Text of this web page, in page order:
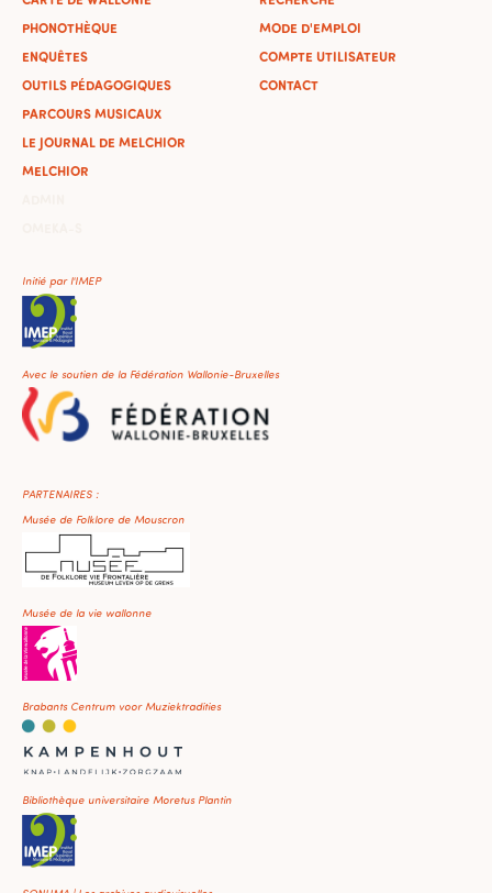
PHONOTHÈQUE
ENQUÊTES
OUTILS PÉDAGOGIQUES
PARCOURS MUSICAUX
LE JOURNAL DE MELCHIOR
MELCHIOR
MODE D'EMPLOI
COMPTE UTILISATEUR
CONTACT
Initié par l'IMEP
Avec le soutien de la Fédération Wallonie-Bruxelles
PARTENAIRES :
Musée de Folklore de Mouscron
Musée de la vie wallonne
Brabants Centrum voor Muziektradities
Bibliothèque universitaire Moretus Plantin